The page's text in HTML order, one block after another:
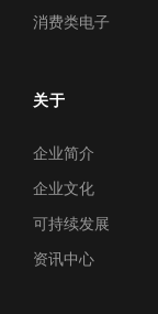
消费类电子
关于
企业简介
企业文化
可持续发展
资讯中心